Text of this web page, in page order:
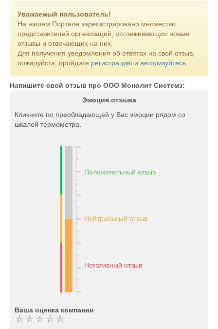
Уважаемый пользователь!
На нашем Портале зарегистрировано множество
представителей организаций, отслеживающих новые
отзывы и отвечающих на них.
Для получения уведомления об ответах на свой отзыв,
пожалуйста, пройдите регистрацию и авторизуйтесь
Напишите свой отзыв про ООО Монолит Системз:
Эмоция отзыва
Кликните по преобладающей у Вас эмоции рядом со
шкалой термометра.
Положительный отзыв
Нейтральный отзыв
Негативный отзыв
Ваша оценка компании